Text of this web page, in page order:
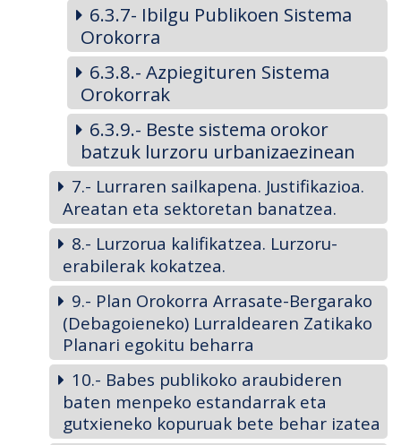
6.3.7- Ibilgu Publikoen Sistema
Orokorra
6.3.8.- Azpiegituren Sistema
Orokorrak
6.3.9.- Beste sistema orokor
batzuk lurzoru urbanizaezinean
7.- Lurraren sailkapena. Justifikazioa.
Areatan eta sektoretan banatzea.
8.- Lurzorua kalifikatzea. Lurzoru-
erabilerak kokatzea.
9.- Plan Orokorra Arrasate-Bergarako
(Debagoieneko) Lurraldearen Zatikako
Planari egokitu beharra
10.- Babes publikoko araubideren
baten menpeko estandarrak eta
gutxieneko kopuruak bete behar izatea